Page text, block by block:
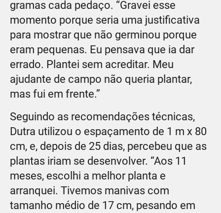
gramas cada pedaço. “Gravei esse
momento porque seria uma justificativa
para mostrar que não germinou porque
eram pequenas. Eu pensava que ia dar
errado. Plantei sem acreditar. Meu
ajudante de campo não queria plantar,
mas fui em frente.”
Seguindo as recomendações técnicas,
Dutra utilizou o espaçamento de 1 m x 80
cm, e, depois de 25 dias, percebeu que as
plantas iriam se desenvolver. “Aos 11
meses, escolhi a melhor planta e
arranquei. Tivemos manivas com
tamanho médio de 17 cm, pesando em